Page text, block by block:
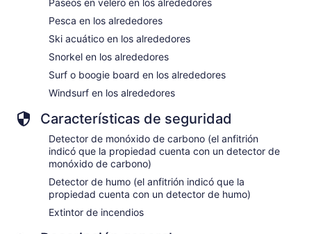
Pesca en los alrededores
Ski acuático en los alrededores
Snorkel en los alrededores
Surf o boogie board en los alrededores
Windsurf en los alrededores
Características de seguridad
Detector de monóxido de carbono (el anfitrión
indicó que la propiedad cuenta con un detector de
monóxido de carbono)
Detector de humo (el anfitrión indicó que la
propiedad cuenta con un detector de humo)
Extintor de incendios